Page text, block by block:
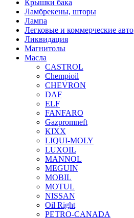
Крышки бака
Ламбрекены, шторы
Лампа
Легковые и коммерческие авто
Ликвидация
Магнитолы
Масла
CASTROL
Chempioil
CHEVRON
DAF
ELF
FANFARO
Gazpromneft
KIXX
LIQUI-MOLY
LUXOIL
MANNOL
MEGUIN
MOBIL
MOTUL
NISSAN
Oil Right
PETRO-CANADA